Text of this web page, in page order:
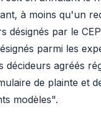
à moins qu'un
désignés par le
parmi les
décideurs agréés
de plainte et
modèles".